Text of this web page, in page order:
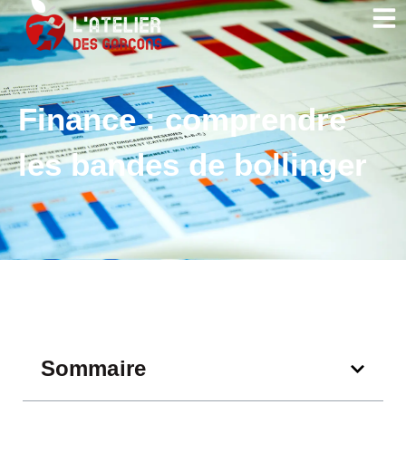
Finance : comprendre
les bandes de bollinger
Sommaire